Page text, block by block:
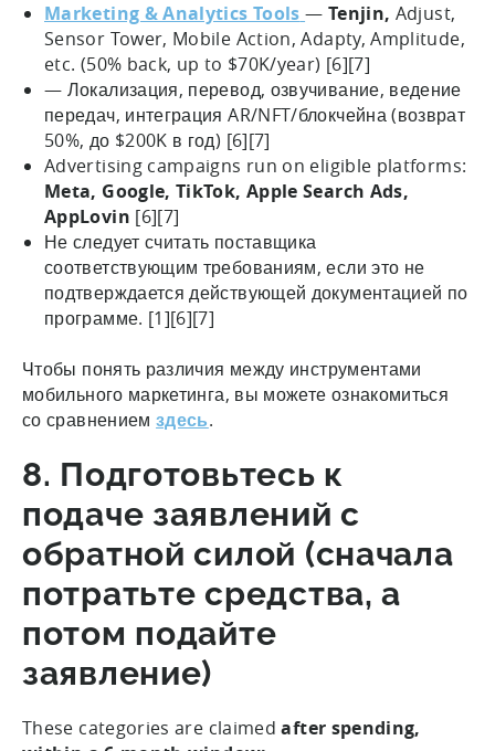
Marketing & Analytics Tools — Tenjin, Adjust,
Sensor Tower, Mobile Action, Adapty, Amplitude,
etc. (50% back, up to $70K/year) [6][7]
— Локализация, перевод, озвучивание, ведение
передач, интеграция AR/NFT/блокчейна (возврат
50%, до $200K в год) [6][7]
Advertising campaigns run on eligible platforms:
Meta, Google, TikTok, Apple Search Ads,
AppLovin [6][7]
Не следует считать поставщика
соответствующим требованиям, если это не
подтверждается действующей документацией по
программе. [1][6][7]
Чтобы понять различия между инструментами
мобильного маркетинга, вы можете ознакомиться
со сравнениемздесь.
8. Подготовьтесь к
подаче заявлений с
обратной силой (сначала
потратьте средства, а
потом подайте
заявление)
These categories are claimedafter spending,